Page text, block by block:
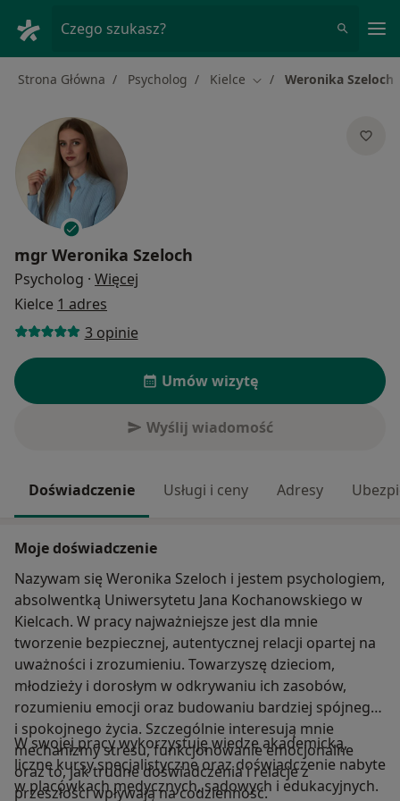
Czego szukasz?
Strona Główna Psycholog Kielce Zmień miasto
Weronika Szeloch
mgr Weronika Szeloch
Psycholog · Więcej
Kielce 1 adres
3 opinie
Umów wizytę
Wyślij wiadomość
Doświadczenie Usługi i ceny Adresy
Moje doświadczenie
Nazywam się Weronika Szeloch i jestem psychologiem,
absolwentką Uniwersytetu Jana Kochanowskiego w
Kielcach. W pracy najważniejsze jest dla mnie
tworzenie bezpiecznej, autentycznej relacji opartej na
uważności i zrozumieniu. Towarzyszę dzieciom,
młodzieży i dorosłym w odkrywaniu ich zasobów,
rozumieniu emocji oraz budowaniu bardziej spójnego
i spokojnego życia. Szczególnie interesują mnie
mechanizmy stresu, funkcjonowanie emocjonalne
oraz to, jak trudne doświadczenia i relacje z
przeszłości wpływają na codzienność.
W swojej pracy wykorzystuję wiedzę akademicką,
liczne kursy specjalistyczne oraz doświadczenie nabyte
w placówkach medycznych, sądowych i edukacyjnych.